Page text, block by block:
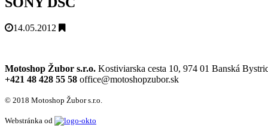
14.05.2012
Motoshop Žubor s.r.o. Kostiviarska cesta 10, 974 01 Banská
+421 48 428 55 58 office@motoshopzubor.sk
© 2018 Motoshop Žubor s.r.o.
Webstránka od